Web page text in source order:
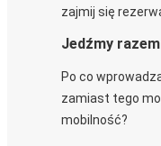
zajmij się
Jedźmy razem
Po co
zamiast tego
mobilność?